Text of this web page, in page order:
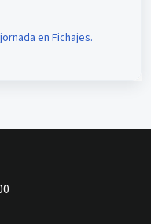
en Fichajes.